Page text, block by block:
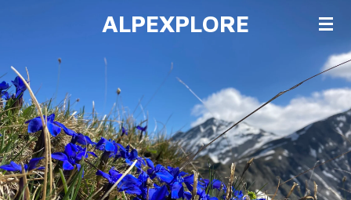
principal
ALPEXPLORE